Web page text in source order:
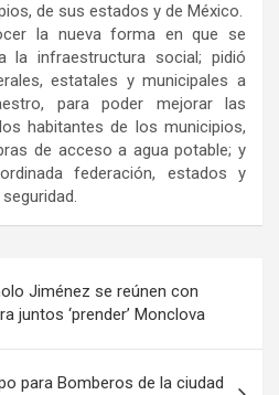
de sus estados y de México.
la nueva forma en que se
la infraestructura social; pidió
estatales y municipales a
para poder mejorar las
habitantes de los municipios,
de acceso a agua potable; y
federación, estados y
Jiménez se reúnen con
juntos ‘prender’ Monclova
para Bomberos de la ciudad